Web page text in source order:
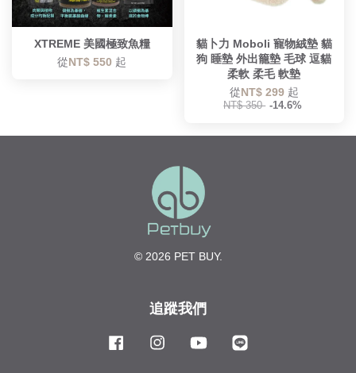
XTREME 美國極致魚糧
從NT$ 550 起
貓卜力 Moboli 寵物絨墊 貓
狗 睡墊 外出籠墊 毛球 逗貓
柔軟 柔毛 軟墊
從NT$ 299 起
NT$ 350 -14.6%
© 2026 PET BUY.
追蹤我們
Facebook Instagram YouTube